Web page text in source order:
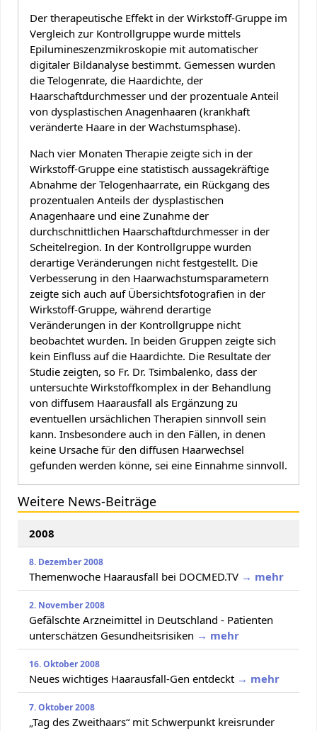
Der therapeutische Effekt in der Wirkstoff-Gruppe im
Vergleich zur Kontrollgruppe wurde mittels
Epilumineszenzmikroskopie mit automatischer
digitaler Bildanalyse bestimmt. Gemessen wurden
die Telogenrate, die Haardichte, der
Haarschaftdurchmesser und der prozentuale Anteil
von dysplastischen Anagenhaaren (krankhaft
veränderte Haare in der Wachstumsphase).
Nach vier Monaten Therapie zeigte sich in der
Wirkstoff-Gruppe eine statistisch aussagekräftige
Abnahme der Telogenhaarrate, ein Rückgang des
prozentualen Anteils der dysplastischen
Anagenhaare und eine Zunahme der
durchschnittlichen Haarschaftdurchmesser in der
Scheitelregion. In der Kontrollgruppe wurden
derartige Veränderungen nicht festgestellt. Die
Verbesserung in den Haarwachstumsparametern
zeigte sich auch auf Übersichtsfotografien in der
Wirkstoff-Gruppe, während derartige
Veränderungen in der Kontrollgruppe nicht
beobachtet wurden. In beiden Gruppen zeigte sich
kein Einfluss auf die Haardichte. Die Resultate der
Studie zeigten, so Fr. Dr. Tsimbalenko, dass der
untersuchte Wirkstoffkomplex in der Behandlung
von diffusem Haarausfall als Ergänzung zu
eventuellen ursächlichen Therapien sinnvoll sein
kann. Insbesondere auch in den Fällen, in denen
keine Ursache für den diffusen Haarwechsel
gefunden werden könne, sei eine Einnahme sinnvoll.
Weitere News-Beiträge
2008
8. Dezember 2008
Themenwoche Haarausfall bei DOCMED.TV → mehr
2. November 2008
Gefälschte Arzneimittel in Deutschland - Patienten
unterschätzen Gesundheitsrisiken → mehr
16. Oktober 2008
Neues wichtiges Haarausfall-Gen entdeckt → mehr
7. Oktober 2008
„Tag des Zweithaars“ mit Schwerpunkt kreisrunder